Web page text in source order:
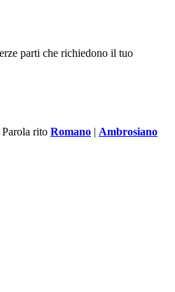
parti che richiedono il tuo
Parola rito Romano | Ambrosiano